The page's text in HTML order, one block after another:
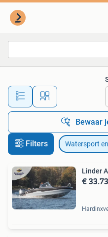
Alle
Bewaar
Filters Watersport
Linder
€